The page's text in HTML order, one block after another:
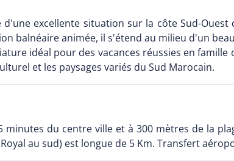
d'une excellente situation sur la côte Sud-
balnéaire animée, il s'étend au milieu d'un
idéal pour des vacances réussies en
et les paysages variés du Sud Marocain.
minutes du centre ville et à 300 mètres de la
au sud) est longue de 5 Km. Transfert